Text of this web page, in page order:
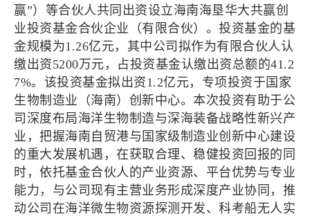
赢”）等合伙人共同出资设立海南海垦华大共赢创
业投资基金合伙企业（有限合伙）。投资基金的基
金规模为1.26亿元，其中公司拟作为有限合伙人认
缴出资5200万元，占投资基金认缴出资总额的41.2
7%。该投资基金拟出资1.2亿元，专项投资于国家
生物制造业（海南）创新中心。本次投资有助于公
司深度布局海洋生物制造与深海装备战略性新兴产
业，把握海南自贸港与国家级制造业创新中心建设
的重大发展机遇，在获取合理、稳健投资回报的同
时，依托基金合伙人的产业资源、平台优势与专业
能力，与公司现有主营业务形成深度产业协同，推
动公司在海洋微生物资源探测开发、科考船无人实